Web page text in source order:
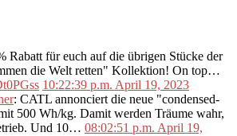
Rabatt für euch auf die übrigen Stücke der
die Welt retten" Kollektion! On top…
10:22:39 p.m. April 19, 2023
: CATL annonciert die neue "condensed-
500 Wh/kg. Damit werden Träume wahr,
Und 10… 08:02:51 p.m. April 19,